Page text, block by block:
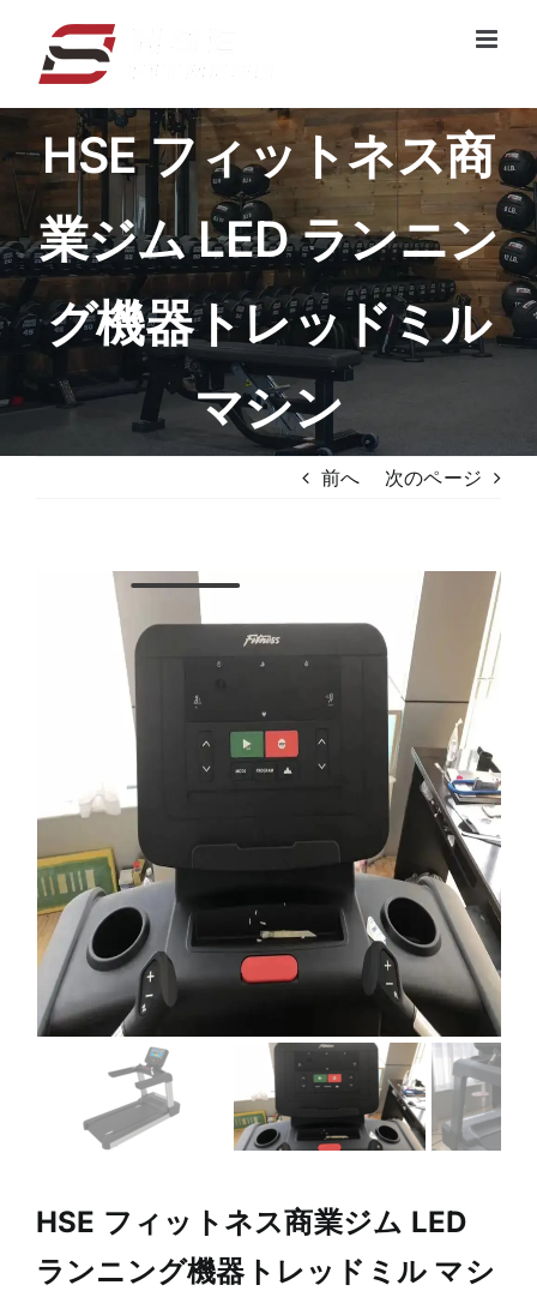
ン
へ
キ
ッ
プ
HSE フィットネス商
業ジム LED ランニン
グ機器トレッドミル
マシン
前へ 次のページ
HSE フィットネス商業ジム LED
ランニング機器トレッドミル マシ